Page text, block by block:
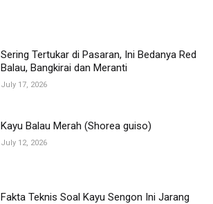
Sering Tertukar di Pasaran, Ini Bedanya Red
Balau, Bangkirai dan Meranti
July 17, 2026
Kayu Balau Merah (Shorea guiso)
July 12, 2026
Fakta Teknis Soal Kayu Sengon Ini Jarang